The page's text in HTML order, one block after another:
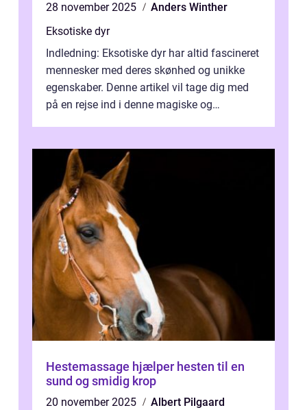
28 november 2025
Anders Winther
Eksotiske dyr
Indledning: Eksotiske dyr har altid fascineret
mennesker med deres skønhed og unikke
egenskaber. Denne artikel vil tage dig med
på en rejse ind i denne magiske og
Hestemassage hjælper hesten til en
sund og smidig krop
20 november 2025
Albert Pilgaard